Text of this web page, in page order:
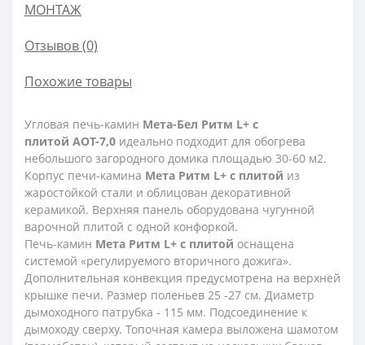
МОНТАЖ
Отзывов (0)
Похожие товары
Угловая печь-камин Мета-Бел Ритм L+ с
плитой АОТ-7,0 идеально подходит для обогрева
небольшого загородного домика площадью 30-60 м2.
Корпус печи-камина Мета Ритм L+ с плитой из
жаростойкой стали и облицован декоративной
керамикой. Верхняя панель оборудована чугунной
варочной плитой с одной конфоркой.
Печь-камин Мета Ритм L+ с плитой оснащена
системой «регулируемого вторичного дожига».
Дополнительная конвекция предусмотрена на верхней
крышке печи. Размер поленьев 25 -27 см. Диаметр
дымоходного патрубка - 115 мм. Подсоединение к
дымоходу сверху. Топочная камера выложена шамотом